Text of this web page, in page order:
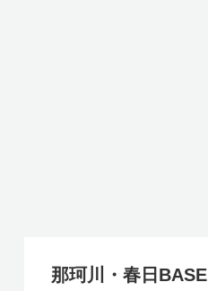
那珂川・春日BASE